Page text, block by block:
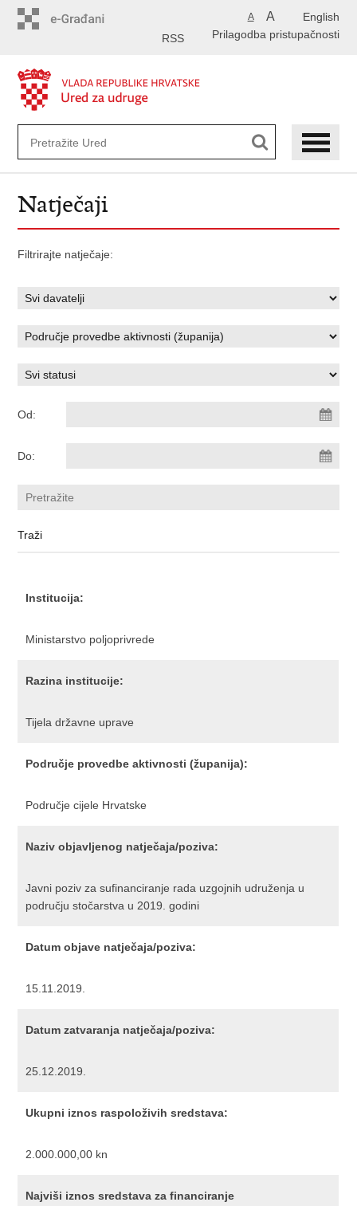
English
A A
Prilagodba pristupačnosti
RSS
Natječaji
Filtrirajte natječaje:
Od:
Do:
Institucija:
Ministarstvo poljoprivrede
Razina institucije:
Tijela državne uprave
Područje provedbe aktivnosti (županija):
Područje cijele Hrvatske
Naziv objavljenog natječaja/poziva:
Javni poziv za sufinanciranje rada uzgojnih udruženja u
području stočarstva u 2019. godini
Datum objave natječaja/poziva:
15.11.2019.
Datum zatvaranja natječaja/poziva:
25.12.2019.
Ukupni iznos raspoloživih sredstava:
2.000.000,00 kn
Najviši iznos sredstava za financiranje